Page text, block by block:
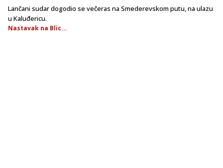
Lančani sudar dogodio se večeras na Smederevskom putu, na ulazu
u Kaluđericu.
Nastavak na Blic...